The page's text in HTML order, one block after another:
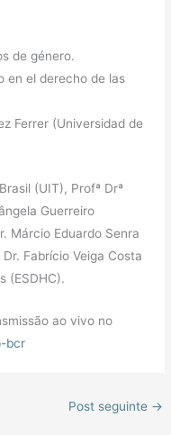
de género.
en el derecho de las
Ferrer (Universidad de
(UIT), Profª Drª
Guerreiro
Márcio Eduardo Senra
Fabrício Veiga Costa
(ESDHC).
ao vivo no
bcr
Post seguinte →